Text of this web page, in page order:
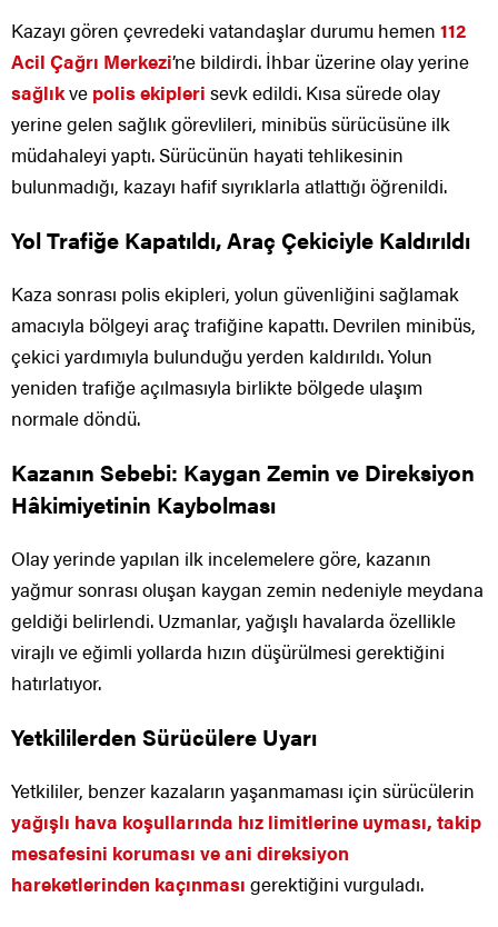
Kazayı gören çevredeki vatandaşlar durumu hemen 112
Acil Çağrı Merkezi’ne bildirdi. İhbar üzerine olay yerine
sağlıkve polis ekipleri sevk edildi. Kısa sürede olay
yerine gelen sağlık görevlileri, minibüs sürücüsüne ilk
müdahaleyi yaptı. Sürücünün hayati tehlikesinin
bulunmadığı, kazayı hafif sıyrıklarla atlattığı öğrenildi.
Yol Trafiğe Kapatıldı, Araç Çekiciyle Kaldırıldı
Kaza sonrası polis ekipleri, yolun güvenliğini sağlamak
amacıyla bölgeyi araç trafiğine kapattı. Devrilen minibüs,
çekici yardımıyla bulunduğu yerden kaldırıldı. Yolun
yeniden trafiğe açılmasıyla birlikte bölgede ulaşım
normale döndü.
Kazanın Sebebi: Kaygan Zemin ve Direksiyon
Hâkimiyetinin Kaybolması
Olay yerinde yapılan ilk incelemelere göre, kazanın
yağmur sonrası oluşan kaygan zemin nedeniyle meydana
geldiği belirlendi. Uzmanlar, yağışlı havalarda özellikle
virajlı ve eğimli yollarda hızın düşürülmesi gerektiğini
hatırlatıyor.
Yetkililerden Sürücülere Uyarı
Yetkililer, benzer kazaların yaşanmaması için sürücülerin
yağışlı hava koşullarında hız limitlerine uyması, takip
mesafesini koruması ve ani direksiyon
hareketlerinden kaçınması gerektiğini vurguladı.